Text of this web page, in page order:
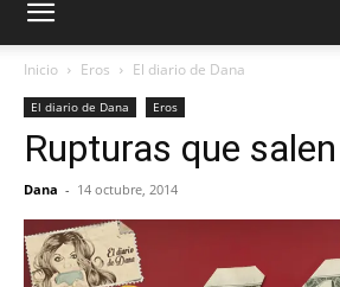
Inicio Eros El diario de Dana
El diario de Dana Eros
Rupturas que
Dana - 14 octubre, 2014